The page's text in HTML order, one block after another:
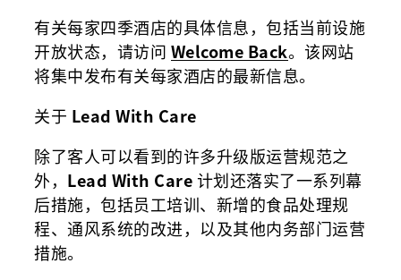
有关每家四季酒店的具体信息，包括当前设施
开放状态，请访问 Welcome Back。该网站
将集中发布有关每家酒店的最新信息。
关于 Lead With Care
除了客人可以看到的许多升级版运营规范之
外， Lead With Care计划还落实了一系列幕
后措施，包括员工培训、新增的食品处理规
程、通风系统的改进，以及其他内务部门运营
措施。